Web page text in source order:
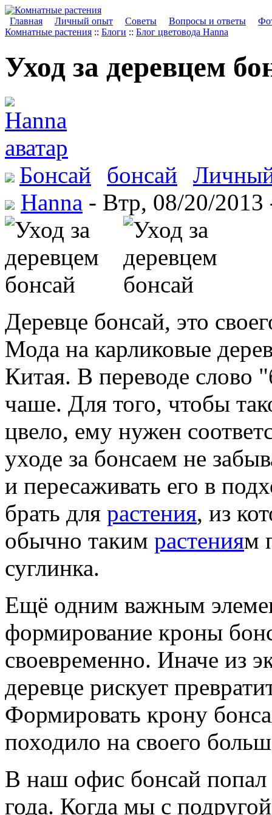
Главная Личный опыт Советы Вопросы и ответы
Комнатные растения :: Блоги :: Блог цветовода Hanna
Уход за деревцем
Бонсай бонсай
Hanna - Втр, 08/20/2013
Деревце бонсай, это
Мода на карликовые
Китая. В переводе слово
чаше. Для того, чтобы
цвело, ему нужен
уходе за бонсаем не
и пересаживать его в
брать для растения, из
обычно таким растениям
суглинка.
Ещё одним важным
формирование кроны
своевременно. Иначе из
деревце рискует
Формировать крону
походило на своего
В наш офис бонсай
года. Когда мы с